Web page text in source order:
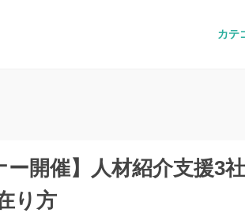
カテ
ィア
ー開催】人材紹介支援3
り方